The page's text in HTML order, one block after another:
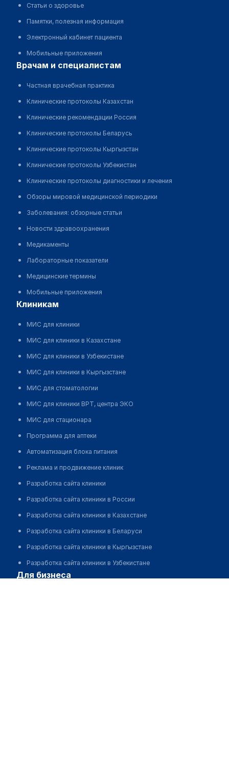
Статьи о здоровье
Памятки, полезная информация
Электронный кабинет пациента
Мобильные приложения
врачам и специалистам
Частная врачебная практика
Клинические протоколы Казахстан
Клинические рекомендации Россия
Клинические протоколы Беларусь
Клинические протоколы Кыргызстан
Клинические протоколы Узбекистан
Клинические протоколы диагностики и лечения
Обзоры мировой медицинской периодики
Заболевания: обзорные статьи
Новости здравоохранения
Медикаменты
Лабораторные показатели
Медицинские термины
Мобильные приложения
клиникам
МИС для клиники
МИС для клиники в Казахстане
МИС для клиники в Узбекистане
МИС для клиники в Кыргызстане
МИС для стоматологии
МИС для клиники ВРТ, центра ЭКО
МИС для стационара
Программа для аптеки
Автоматизация блока питания
Реклама и продвижение клиник
Разработка сайта клиники
Разработка сайта клиники в России
Разработка сайта клиники в Казахстане
Разработка сайта клиники в Беларуси
Разработка сайта клиники в Кыргызстане
Разработка сайта клиники в Узбекистане
для бизнеса